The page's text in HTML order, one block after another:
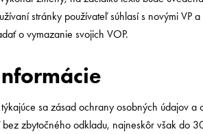
stránky používateľ súhlasí s novými VP
o vymazanie svojich VOP.
sa zásad ochrany osobných údajov
zbytočného odkladu, najneskôr však do